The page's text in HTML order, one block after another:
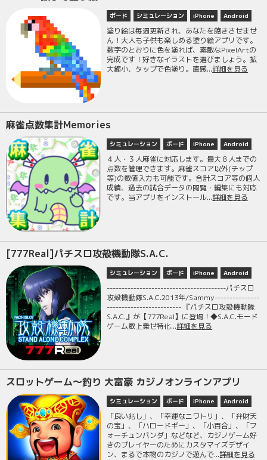
ボード シミュレーション iPhone Android
塗り絵は毎週更新され、あなたを飽きさせませ
ん！大人も子供も楽しめる塗り絵アプリです。
数字のとおりに色を塗れば、素敵なPixelArtの
完成です！好きなイラストを選びましょう。拡
大縮小、タップで色塗り。直感...詳細を見る
麻雀点数集計Memories
シミュレーション ボード iPhone Android
４人・３人麻雀に対応します。最大８人までの
点数を管理できます。麻雀スコア以外(チップ
等)の数値入力も可能です。合計スコア等の個人
成績、過去の試合データの閲覧・編集にも対応
です。当アプリをインストール...詳細を見る
[777Real]パチスロ攻殻機動隊S.A.C.
シミュレーション ボード iPhone Android
----------------------------------------パチスロ
攻殻機動隊S.A.C.2013年/Sammy---------------
------------------------- 『パチスロ攻殻機動隊
S.A.C.』が【777Real】に登場！◆S.A.C.モード
ゲーム数上乗せ特化...詳細を見る
スロットゲーム〜釣り 大富豪 カジノオンラインアプリ
シミュレーション ボード iPhone Android
「良い兆し」、「幸運なニワトリ」、「弁財天
の宝」、「ハロードギー」、「小百合」、「フ
ォーチュンパンダ」などなど、カジノゲーム好
きのプレイヤーのためにカスタマイズデザイ
ン、まるで本物のカジノで遊んで...詳細を見る